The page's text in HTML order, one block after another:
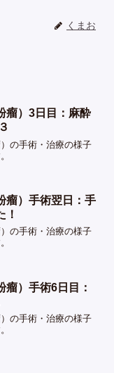
くまお
瘤）3日目：麻酔
の手術・治療の様子
瘤）手術翌日：手
！
の手術・治療の様子
瘤）手術6日目：
の手術・治療の様子